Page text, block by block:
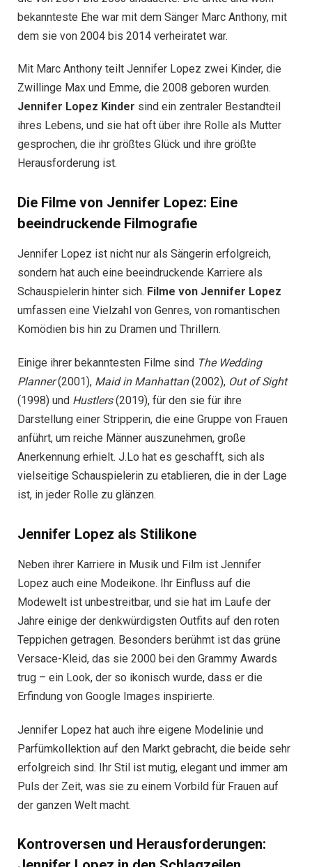
bekannteste Ehe war mit dem Sänger Marc Anthony, mit
dem sie von 2004 bis 2014 verheiratet war.
Mit Marc Anthony teilt Jennifer Lopez zwei Kinder, die
Zwillinge Max und Emme, die 2008 geboren wurden.
Jennifer Lopez Kinder sind ein zentraler Bestandteil
ihres Lebens, und sie hat oft über ihre Rolle als Mutter
gesprochen, die ihr größtes Glück und ihre größte
Herausforderung ist.
Die Filme von Jennifer Lopez: Eine
beeindruckende Filmografie
Jennifer Lopez ist nicht nur als Sängerin erfolgreich,
sondern hat auch eine beeindruckende Karriere als
Schauspielerin hinter sich. Filme von Jennifer Lopez
umfassen eine Vielzahl von Genres, von romantischen
Komödien bis hin zu Dramen und Thrillern.
Einige ihrer bekanntesten Filme sind The Wedding
Planner(2001), Maid in Manhattan(2002), Out of Sight
(1998) und Hustlers(2019), für den sie für ihre
Darstellung einer Stripperin, die eine Gruppe von Frauen
anführt, um reiche Männer auszunehmen, große
Anerkennung erhielt. J.Lo hat es geschafft, sich als
vielseitige Schauspielerin zu etablieren, die in der Lage
ist, in jeder Rolle zu glänzen.
Jennifer Lopez als Stilikone
Neben ihrer Karriere in Musik und Film ist Jennifer
Lopez auch eine Modeikone. Ihr Einfluss auf die
Modewelt ist unbestreitbar, und sie hat im Laufe der
Jahre einige der denkwürdigsten Outfits auf den roten
Teppichen getragen. Besonders berühmt ist das grüne
Versace-Kleid, das sie 2000 bei den Grammy Awards
trug – ein Look, der so ikonisch wurde, dass er die
Erfindung von Google Images inspirierte.
Jennifer Lopez hat auch ihre eigene Modelinie und
Parfümkollektion auf den Markt gebracht, die beide sehr
erfolgreich sind. Ihr Stil ist mutig, elegant und immer am
Puls der Zeit, was sie zu einem Vorbild für Frauen auf
der ganzen Welt macht.
Kontroversen und Herausforderungen: